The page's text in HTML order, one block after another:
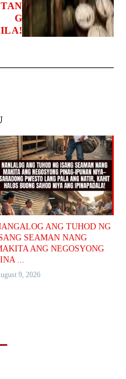
G
ANG TUHOD NG
SEAMAN NANG
ANG NEGOSYONG
...
9, 2026